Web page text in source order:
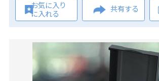
お気に入り
に入れる
共有する